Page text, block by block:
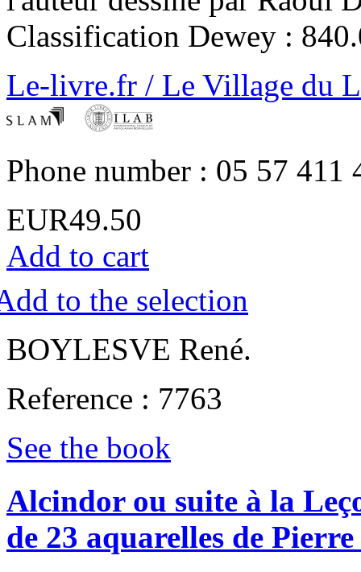
Classification Dewey :
Le-livre.fr / Le Village du
Phone number : 05 57 411
EUR49.50
Add to cart
to the selection
‎BOYLESVE René. ‎
Reference : 7763
See the book
‎Alcindor ou suite à la
de 23 aquarelles de